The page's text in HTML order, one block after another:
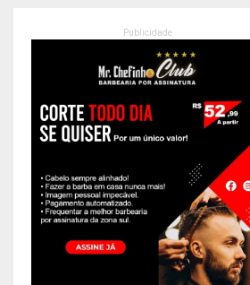
Publicidade